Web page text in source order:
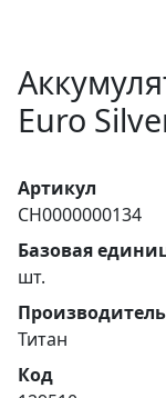
Euro
Артикул
CH0000000134
Базовая
шт.
Производитель
Титан
Код